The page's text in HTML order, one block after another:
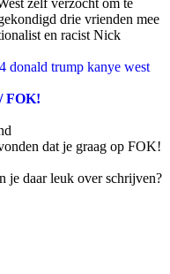
zelf verzocht om te
drie vrienden mee
en racist Nick
donald trump kanye west
FOK!
dat je graag op FOK!
je daar leuk over schrijven?